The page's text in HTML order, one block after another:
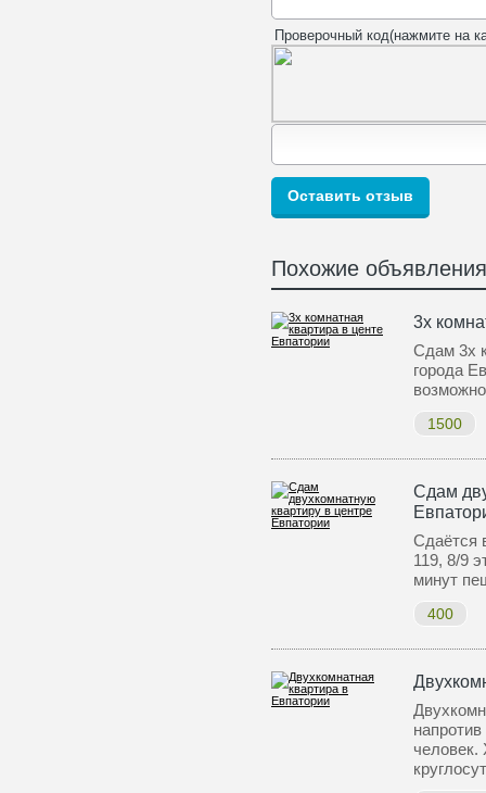
Проверочный код(нажмите на
Похожие объявления
3х
Сдам 3х
города
1500
Сдам
Сдаётся
119, 8/9
минут
400
человек.